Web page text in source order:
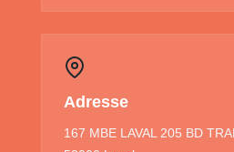
Adresse
167 MBE LAVAL 205 BD